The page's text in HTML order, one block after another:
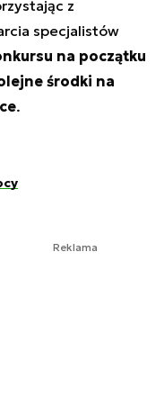
z
specjalistów
na początku
środki na
.
Reklama